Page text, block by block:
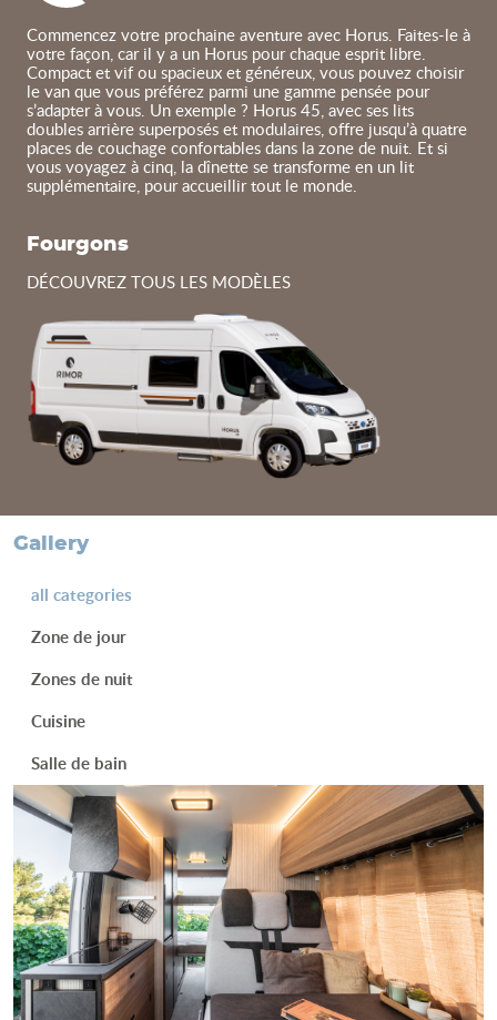
Commencez votre prochaine aventure avec Horus. Faites-le à
votre façon, car il y a un Horus pour chaque esprit libre.
Compact et vif ou spacieux et généreux, vous pouvez choisir
le van que vous préférez parmi une gamme pensée pour
s’adapter à vous. Un exemple ? Horus 45, avec ses lits
doubles arrière superposés et modulaires, offre jusqu’à quatre
places de couchage confortables dans la zone de nuit. Et si
vous voyagez à cinq, la dînette se transforme en un lit
supplémentaire, pour accueillir tout le monde.
Fourgons
DÉCOUVREZ TOUS LES MODÈLES
gallery
all categories
Zone de jour
Zones de nuit
Cuisine
Salle de bain